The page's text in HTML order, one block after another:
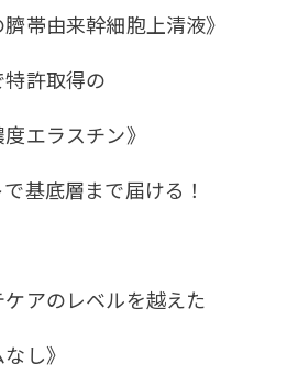
帯由来幹細胞上清液》
特許取得の
エラスチン》
基底層まで届ける！
アのレベルを越えた
し》